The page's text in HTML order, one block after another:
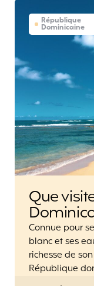
République
Dominicaine
Que
Connue pour
blanc et ses
richesse de
République